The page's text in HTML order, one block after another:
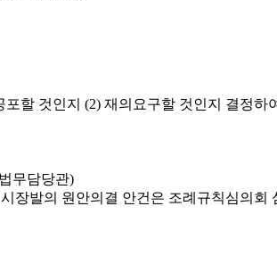
할 것인지 (2) 재의요구할 것인지 결정하
무담당관)
시장발의 원안의결 안건은 조례규칙심의회